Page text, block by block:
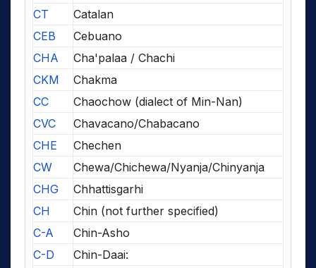
CT
Catalan
CEB
Cebuano
CHA
Cha'palaa / Chachi
CKM
Chakma
CC
Chaochow (dialect of Min-Nan)
CVC
Chavacano/Chabacano
CHE
Chechen
CW
Chewa/Chichewa/Nyanja/Chinyanja
CHG
Chhattisgarhi
CH
Chin (not further specified)
C-A
Chin-Asho
C-D
Chin-Daai: